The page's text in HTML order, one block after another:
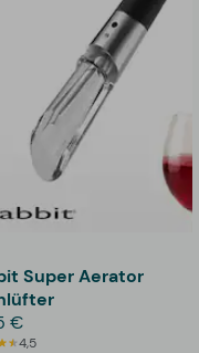
Super Aerator
€
4,5